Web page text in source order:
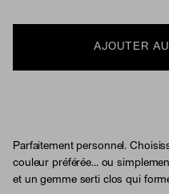
AJOUTER
Parfaitement personnel.
couleur préférée... ou
et un gemme serti clos qui